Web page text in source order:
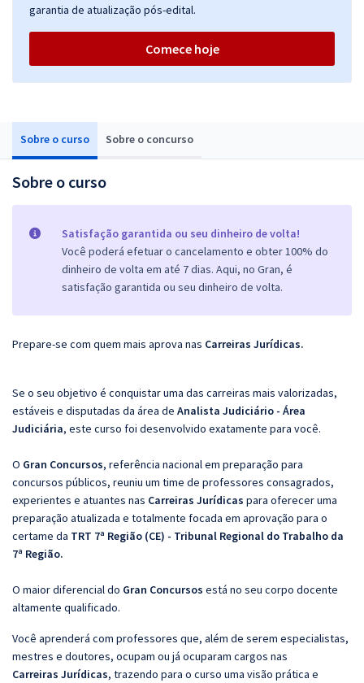
Sobre o curso Sobre o concurso
Sobre o curso
Satisfação garantida ou seu dinheiro de volta!
Você poderá efetuar o cancelamento e obter 100% do
dinheiro de volta em até 7 dias. Aqui, no Gran, é
satisfação garantida ou seu dinheiro de volta.
Prepare-se com quem mais aprova nas Carreiras Jurídicas.
Se o seu objetivo é conquistar uma das carreiras mais valorizadas,
estáveis e disputadas da área de Analista Judiciário - Área
Judiciária, este curso foi desenvolvido exatamente para você.
O Gran Concursos, referência nacional em preparação para
concursos públicos, reuniu um time de professores consagrados,
experientes e atuantes nas Carreiras Jurídicas para oferecer uma
preparação atualizada e totalmente focada em aprovação para o
certame da TRT 7ª Região (CE) - Tribunal Regional do Trabalho da
7ª Região.
O maior diferencial do Gran Concursos está no seu corpo docente
altamente qualificado.
Você aprenderá com professores que, além de serem especialistas,
mestres e doutores, ocupam ou já ocuparam cargos nas
Carreiras Jurídicas, trazendo para o curso uma visão prática e
garantia de atualização pós-edital.
Comece hoje